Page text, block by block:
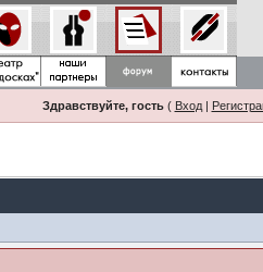
Здравствуйте, гость( Вход|